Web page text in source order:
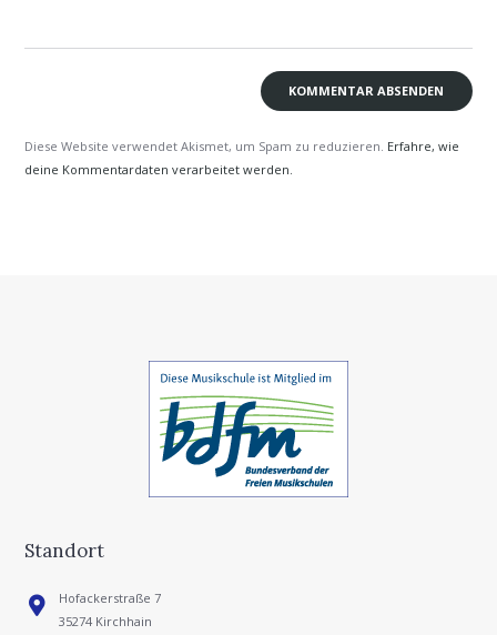
Diese Website verwendet Akismet, um Spam zu reduzieren. Erfahre, wie
deine Kommentardaten verarbeitet werden.
Standort
Hofackerstraße 7
35274 Kirchhain